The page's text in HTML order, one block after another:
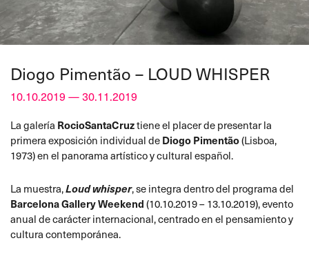
Diogo Pimentão – LOUD WHISPER
10.10.2019 — 30.11.2019
La galería RocioSantaCruztiene el placer de presentar la
primera exposición individual deDiogo Pimentão(Lisboa,
1973) en el panorama artístico y cultural español.
La muestra,Loud whisper, se integra dentro del programa del
Barcelona Gallery Weekend(10.10.2019 – 13.10.2019), evento
anual de carácter internacional, centrado en el pensamiento y
cultura contemporánea.